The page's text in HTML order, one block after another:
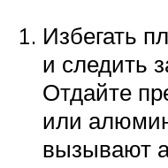
Избегать
и следить
Отдайте
или
вызывают